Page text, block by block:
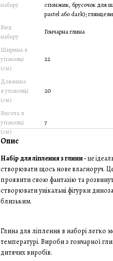
набору
спонжик, брусочок для
pastel або dark);
Вид
набору
Гончарна глина
Ширина в
упаковці
(см)
22
Довжина
в упаковці
(см)
20
Висота в
упаковці
(см)
7
Опис
Набір для ліплення з глини -це
створювати щось нове власноруч.
проявити свою фантазію та
створювати унікальні фігурки
близьким.
Глина для ліплення в наборі легко
температурі. Вироби з гончарної
дитячих виробів.